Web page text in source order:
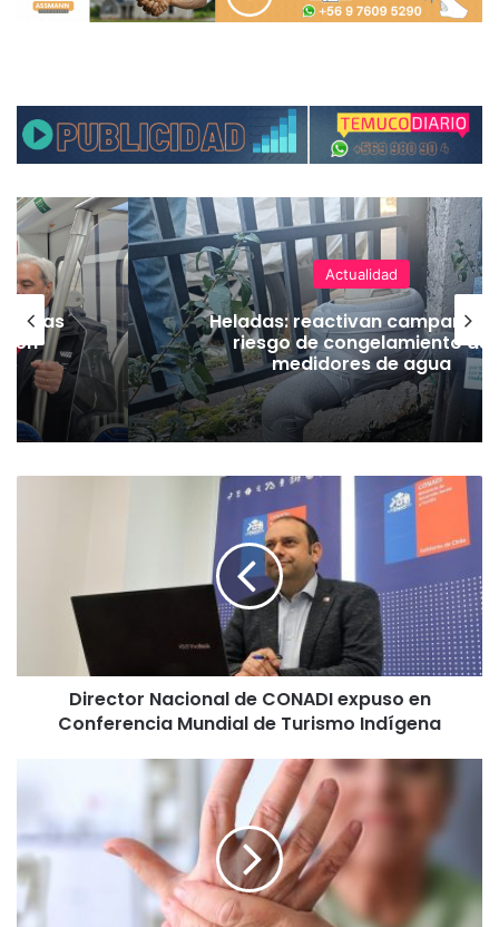
vías
Actualidad
Heladas: reactivan campaña
riesgo de congelamiento de
medidores de agua
N
d
e
C
Director Nacional de CONADI expuso en
Conferencia Mundial de Turismo Indígena
i
t
a